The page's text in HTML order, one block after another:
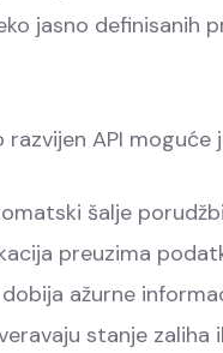
jasno definisanih
API moguće
šalje
preuzima
ažurne
stanje zaliha